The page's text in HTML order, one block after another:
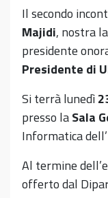
Il secondo
Majidi, nostra
presidente
Presidente di
Si terrà lunedì
presso laSala
Informatica
Al termine
offerto dal